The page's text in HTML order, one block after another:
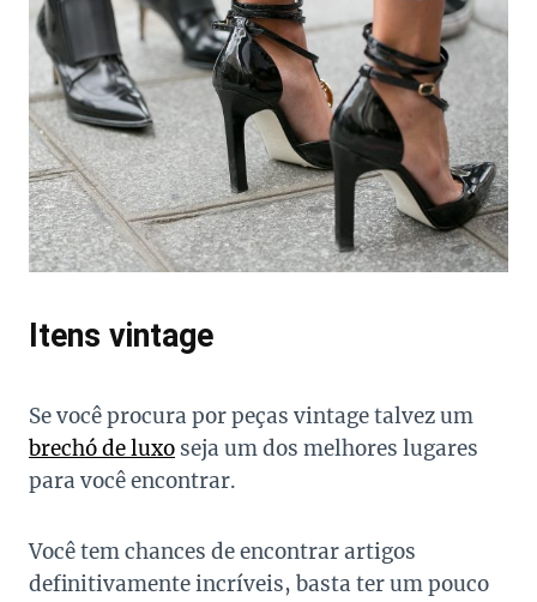
Itens vintage
Se você procura por peças vintage talvez um
brechó de luxo seja um dos melhores lugares
para você encontrar.
Você tem chances de encontrar artigos
definitivamente incríveis, basta ter um pouco